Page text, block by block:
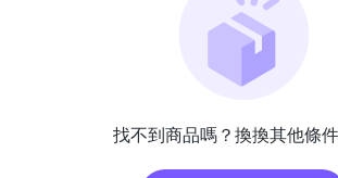
找不到商品嗎？換換其他條件